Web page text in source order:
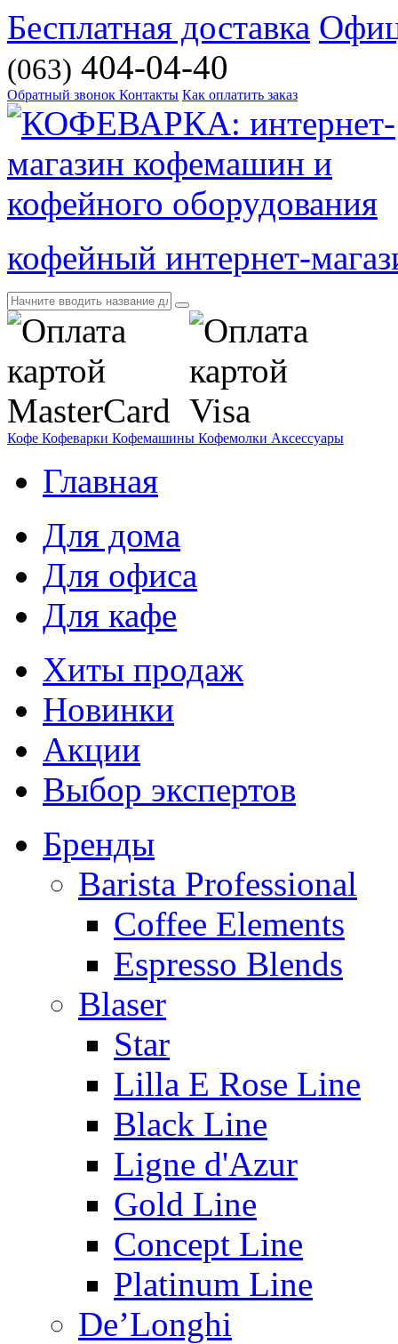
Бесплатная доставка
(063) 404-04-40
Обратный звонок Контакты Как оплатить заказ
кофейный интернет-
Кофе Кофеварки Кофемашины Кофемолки Аксессуары
Главная
Для дома
Для офиса
Для кафе
Хиты продаж
Новинки
Акции
Выбор экспертов
Бренды
Barista Professional
Coffee Elements
Espresso Blends
Blaser
Star
Lilla E Rose Line
Black Line
Ligne d'Azur
Gold Line
Concept Line
Platinum Line
De’Longhi